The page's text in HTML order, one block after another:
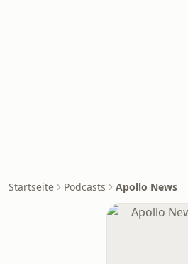
Startseite Podcasts Apollo News